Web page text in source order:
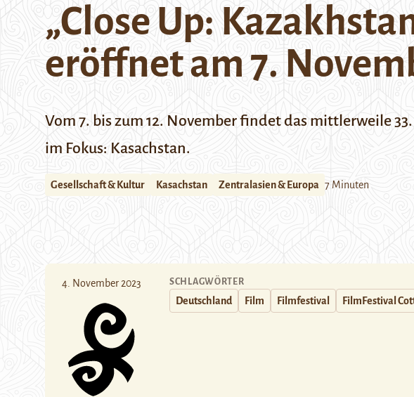
„Close Up:
eröffnet am 7.
Vom 7. bis zum 12. November findet das mittlerweile
im Fokus: Kasachstan.
Gesellschaft & Kultur Kasachstan Zentralasien & Europa 7 Minuten
4. November 2023 SCHLAGWÖRTER
Deutschland Film Filmfestival FilmFestival